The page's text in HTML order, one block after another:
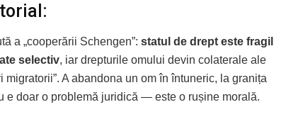
a „cooperării Schengen”: statul de drept este fragil
selectiv, iar drepturile omului devin colaterale ale
migratorii”. A abandona un om în întuneric, la granița
e doar o problemă juridică — este o rușine morală.